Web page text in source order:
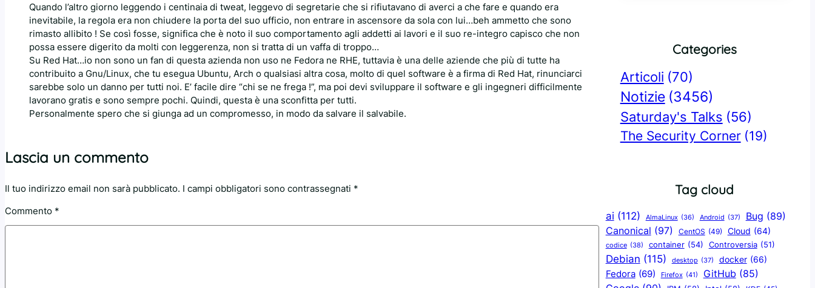
Quando l’altro giorno leggendo i centinaia di tweat, leggevo di segretarie che si rifiutavano di averci a che fare e quando era
inevitabile, la regola era non chiudere la porta del suo ufficio, non entrare in ascensore da sola con lui…beh ammetto che sono
rimasto allibito ! Se così fosse, significa che è noto il suo comportamento agli addetti ai lavori e il suo re-integro capisco che non
possa essere digerito da molti con leggerenza, non si tratta di un vaffa di troppo…
Su Red Hat…io non sono un fan di questa azienda non uso ne Fedora ne RHE, tuttavia è una delle aziende che più di tutte ha
contribuito a Gnu/Linux, che tu esegua Ubuntu, Arch o qualsiasi altra cosa, molto di quel software è a firma di Red Hat, rinunciarci
sarebbe solo un danno per tutti noi. E’ facile dire “chi se ne frega !”, ma poi devi sviluppare il software e gli ingegneri difficilmente
lavorano gratis e sono sempre pochi. Quindi, questa è una sconfitta per tutti.
Personalmente spero che si giunga ad un compromesso, in modo da salvare il salvabile.
Lascia un commento
Il tuo indirizzo email non sarà pubblicato. I campi obbligatori sono contrassegnati *
Commento *
Categories
Articoli (70)
Notizie (3456)
Saturday's Talks (56)
The Security Corner (19)
Tag cloud
ai (112) AlmaLinux (36) Android (37) Bug (89)
Canonical (97) CentOS (49) Cloud (64)
codice (38) container (54) Controversia (51)
Debian (115) desktop (37) docker (66)
Fedora (69) Firefox (41) GitHub (85)